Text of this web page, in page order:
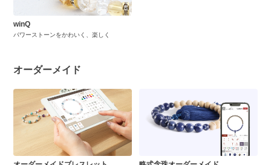
winQ
パワーストーンをかわいく、楽しく
オーダーメイド